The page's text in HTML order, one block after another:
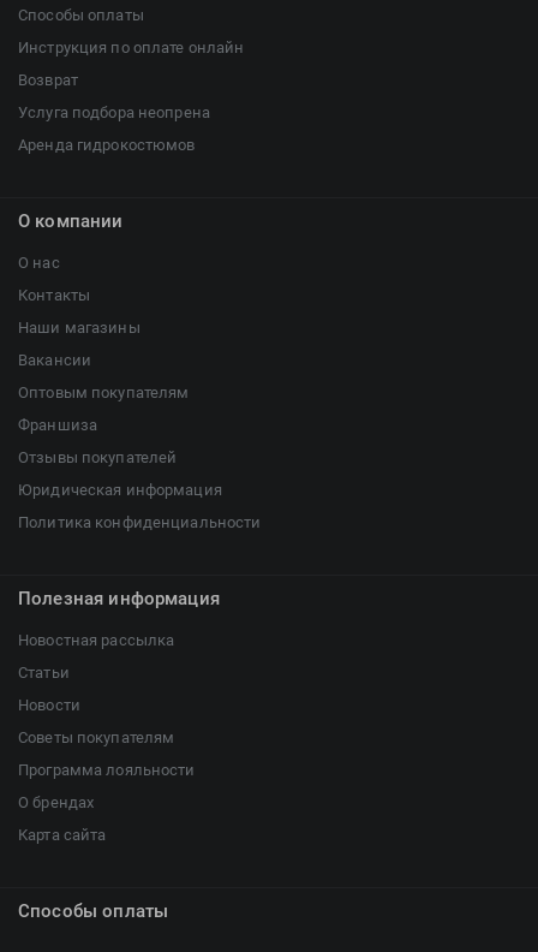
Способы оплаты
Инструкция по оплате онлайн
Возврат
Услуга подбора неопрена
Аренда гидрокостюмов
О компании
О нас
Контакты
Наши магазины
Вакансии
Оптовым покупателям
Франшиза
Отзывы покупателей
Юридическая информация
Политика конфиденциальности
Полезная информация
Новостная рассылка
Статьи
Новости
Советы покупателям
Программа лояльности
О брендах
Карта сайта
Способы оплаты